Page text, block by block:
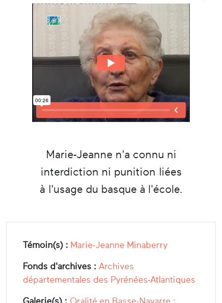
Marie-Jeanne n'a connu ni
interdiction ni punition liées
à l'usage du basque à l'école.
Témoin(s) : Marie-Jeanne Minaberry
Fonds d'archives : Archives
départementales des Pyrénées-Atlantiques
Galerie(s) : Oralité en Basse-Navarre :